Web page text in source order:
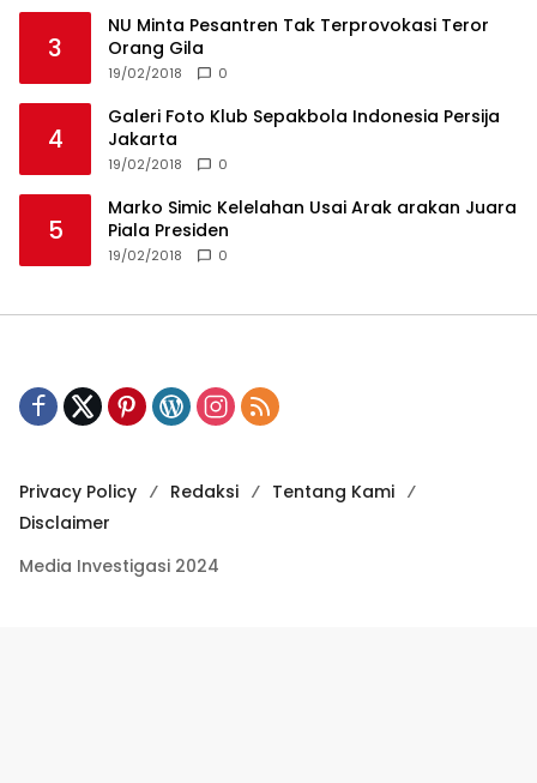
3
NU Minta Pesantren Tak Terprovokasi Teror
Orang Gila
19/02/2018 0
4
Galeri Foto Klub Sepakbola Indonesia Persija
Jakarta
19/02/2018 0
5
Marko Simic Kelelahan Usai Arak arakan Juara
Piala Presiden
19/02/2018 0
Privacy Policy Redaksi
Tentang Kami
Disclaimer
Media Investigasi 2024